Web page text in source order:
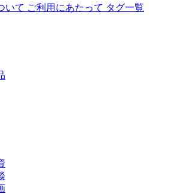
いて ご利用にあたって タグ一覧